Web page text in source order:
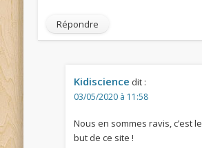
Répondre
Kidiscience dit :
03/05/2020 à 11:58
Nous en sommes ravis, c’est le
but de ce site !